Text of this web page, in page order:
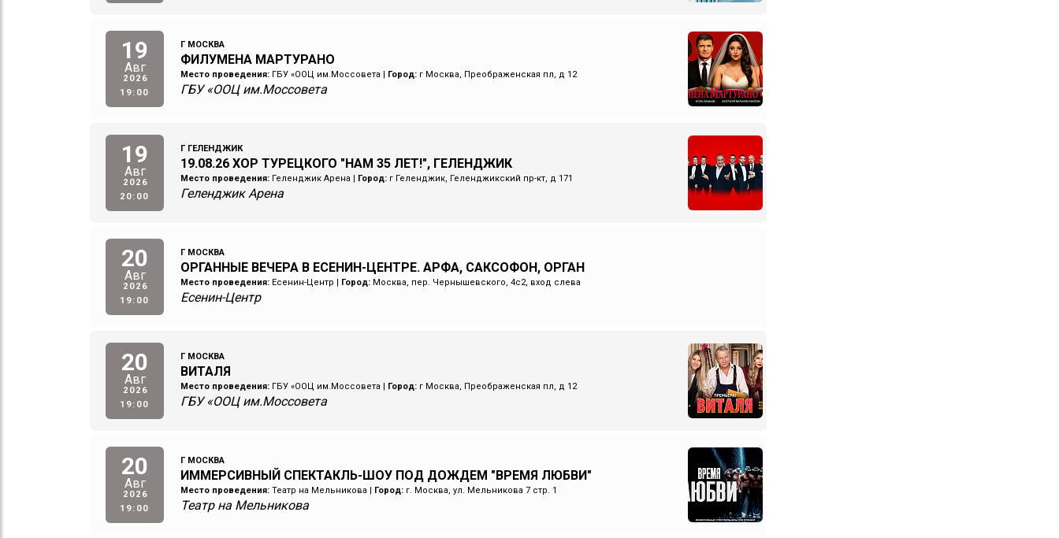
19
Авг
2026
19:00
Г МОСКВА
ФИЛУМЕНА МАРТУРАНО
Место проведения:ГБУ «ООЦ им.Моссовета | Город:г Москва, Преображенская пл, д 12
ГБУ «ООЦ им.Моссовета
19
Авг
2026
20:00
Г ГЕЛЕНДЖИК
19.08.26 ХОР ТУРЕЦКОГО "НАМ 35 ЛЕТ!", ГЕЛЕНДЖИК
Место проведения:Геленджик Арена | Город:г Геленджик, Геленджикский пр-кт, д 171
Геленджик Арена
20
Авг
2026
19:00
Г МОСКВА
ОРГАННЫЕ ВЕЧЕРА В ЕСЕНИН-ЦЕНТРЕ. АРФА, САКСОФОН, ОРГАН
Место проведения:Есенин-Центр | Город:Москва, пер. Чернышевского, 4с2, вход слева
Есенин-Центр
20
Авг
2026
19:00
Г МОСКВА
ВИТАЛЯ
Место проведения:ГБУ «ООЦ им.Моссовета | Город:г Москва, Преображенская пл, д 12
ГБУ «ООЦ им.Моссовета
20
Авг
2026
19:00
Г МОСКВА
ИММЕРСИВНЫЙ СПЕКТАКЛЬ-ШОУ ПОД ДОЖДЕМ "ВРЕМЯ ЛЮБВИ"
Место проведения:Театр на Мельникова | Город:г. Москва, ул. Мельникова 7 стр. 1
Театр на Мельникова